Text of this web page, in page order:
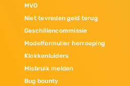
MVO
Niet tevreden geld terug
Geschillencommissie
Modelformulier herroeping
Klokkenluiders
Misbruik melden
Bug bounty